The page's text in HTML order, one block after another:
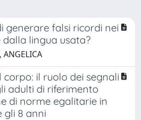
generare falsi ricordi nei
lingua usata?
corpo: il ruolo dei segnali
adulti di riferimento
di norme egalitarie in
gli 8 anni